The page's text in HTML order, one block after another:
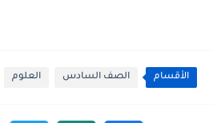
الأقسام الصف السادس العلوم